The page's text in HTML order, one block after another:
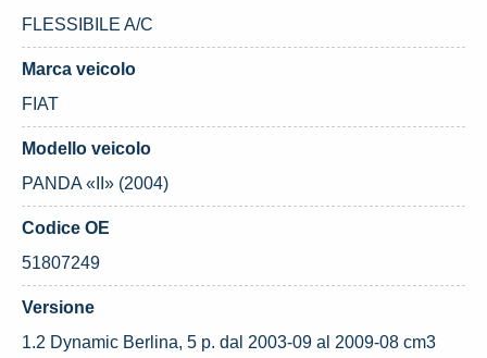
FLESSIBILE A/C
Marca veicolo
FIAT
Modello veicolo
PANDA «II» (2004)
Codice OE
51807249
Versione
1.2 Dynamic Berlina, 5 p. dal 2003-09 al 2009-08 cm3